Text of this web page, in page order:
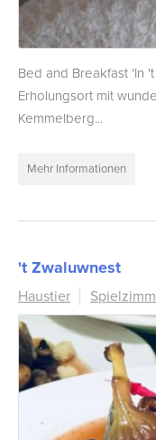
Bed and Breakfast 'In
Erholungsort mit
Kemmelberg...
Mehr Informationen
't Zwaluwnest
Haustier